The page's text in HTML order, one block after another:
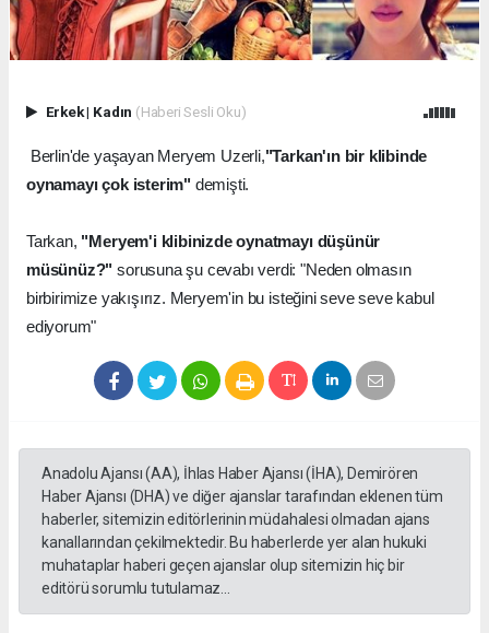
Erkek| Kadın (Haberi Sesli Oku)
Berlin'de yaşayan Meryem Uzerli,"Tarkan'ın bir klibinde
oynamayı çok isterim" demişti.
Tarkan, "Meryem'i klibinizde oynatmayı düşünür
müsünüz?" sorusuna şu cevabı verdi: "Neden olmasın
birbirimize yakışırız. Meryem'in bu isteğini seve seve kabul
ediyorum"
Anadolu Ajansı (AA), İhlas Haber Ajansı (İHA), Demirören
Haber Ajansı (DHA) ve diğer ajanslar tarafından eklenen tüm
haberler, sitemizin editörlerinin müdahalesi olmadan ajans
kanallarından çekilmektedir. Bu haberlerde yer alan hukuki
muhataplar haberi geçen ajanslar olup sitemizin hiç bir
editörü sorumlu tutulamaz...